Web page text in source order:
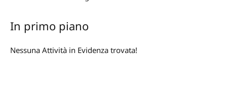
In primo piano
Nessuna Attività in Evidenza trovata!